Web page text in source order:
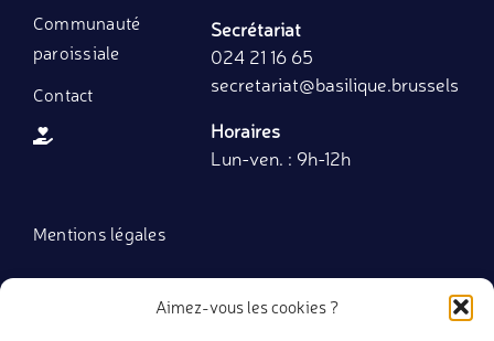
Aimez-vous les cookies ?
Communauté
paroissiale
Contact
Secrétariat
024 21 16 65
secretariat@basilique.brussels
Horaires
Lun-ven. : 9h-12h
Mentions légales